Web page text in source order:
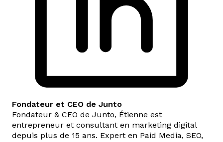
Fondateur et CEO de Junto
Fondateur & CEO de Junto, Étienne est
entrepreneur et consultant en marketing digital
depuis plus de 15 ans. Expert en Paid Media, SEO,